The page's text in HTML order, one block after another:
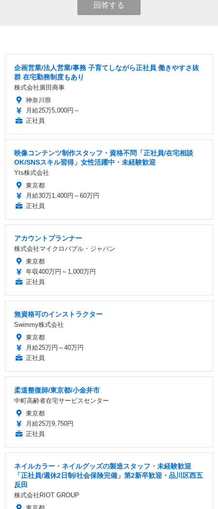
回答する
企画営業/法人営業/事務 子育てしながら正社員 働きやすさ抜
群 在宅勤務制度もあり
株式会社廣田商事
神奈川県
月給25万5,000円～
正社員
映像コンテンツ制作スタッフ・資格不問「正社員/在宅相談
OK/SNSスキル習得」女性活躍中・未経験歓迎
Yts株式会社
東京都
月給30万1,400円～60万円
正社員
アカウントプランナー
株式会社マイクロバブル・ジャパン
東京都
年収400万円～1,000万円
正社員
無資格可のインストラクター
Swimmy株式会社
東京都
月給25万円～40万円
正社員
柔道整復師/東京都/小金井市
中町高齢者在宅サービスセンター
東京都
月給25万9,750円
正社員
ネイルカラー・ネイルグッズの製造スタッフ・未経験歓迎
「正社員/週休2日制/社会保険完備」第2新卒歓迎・品川区西五
反田
株式会社RIOT GROUP